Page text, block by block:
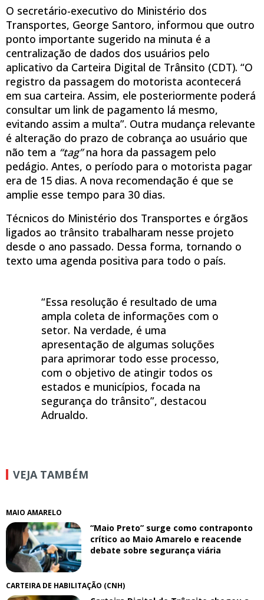
O secretário-executivo do Ministério dos
Transportes, George Santoro, informou que outro
ponto importante sugerido na minuta é a
centralização de dados dos usuários pelo
aplicativo da Carteira Digital de Trânsito (CDT). “O
registro da passagem do motorista acontecerá
em sua carteira. Assim, ele posteriormente poderá
consultar um link de pagamento lá mesmo,
evitando assim a multa”. Outra mudança relevante
é alteração do prazo de cobrança ao usuário que
não tem a “tag”na hora da passagem pelo
pedágio. Antes, o período para o motorista pagar
era de 15 dias. A nova recomendação é que se
amplie esse tempo para 30 dias.
Técnicos do Ministério dos Transportes e órgãos
ligados ao trânsito trabalharam nesse projeto
desde o ano passado. Dessa forma, tornando o
texto uma agenda positiva para todo o país.
“Essa resolução é resultado de uma
ampla coleta de informações com o
setor. Na verdade, é uma
apresentação de algumas soluções
para aprimorar todo esse processo,
com o objetivo de atingir todos os
estados e municípios, focada na
segurança do trânsito”, destacou
Adrualdo.
VEJA TAMBÉM
MAIO AMARELO
“Maio Preto” surge como contraponto
crítico ao Maio Amarelo e reacende
debate sobre segurança viária
CARTEIRA DE HABILITAÇÃO (CNH)